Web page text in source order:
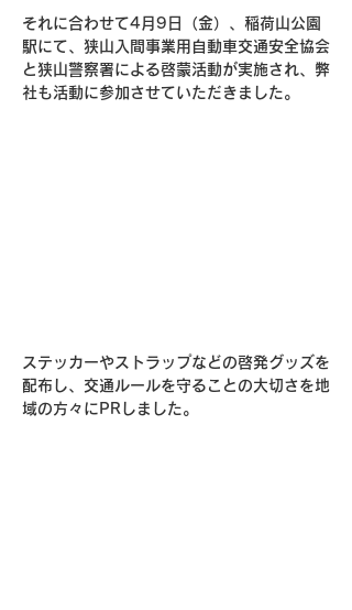
それに合わせて4月9日（金）、稲荷山公園
駅にて、狭山入間事業用自動車交通安全協会
と狭山警察署による啓蒙活動が実施され、弊
社も活動に参加させていただきました。
ステッカーやストラップなどの啓発グッズを
配布し、交通ルールを守ることの大切さを地
域の方々にPRしました。